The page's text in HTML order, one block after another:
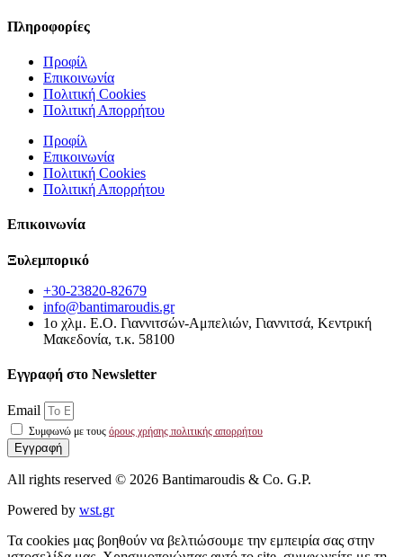
Πληροφορίες
Προφίλ
Επικοινωνία
Πολιτική Cookies
Πολιτική Απορρήτου
Προφίλ
Επικοινωνία
Πολιτική Cookies
Πολιτική Απορρήτου
Επικοινωνία
Ξυλεμπορικό
+30-23820-82679
info@bantimaroudis.gr
1ο χλμ. Ε.Ο. Γιαννιτσών-Αμπελιών, Γιαννιτσά, Κεντρική
Μακεδονία, τ.κ. 58100
Εγγραφή στο Νewsletter
Email
Συμφωνώ με τους όρους χρήσης πολιτικής απορρήτου
Εγγραφή
All rights reserved © 2026 Bantimaroudis & Co. G.P.
Powered by wst.gr
Τα cookies μας βοηθούν να βελτιώσουμε την εμπειρία σας στην